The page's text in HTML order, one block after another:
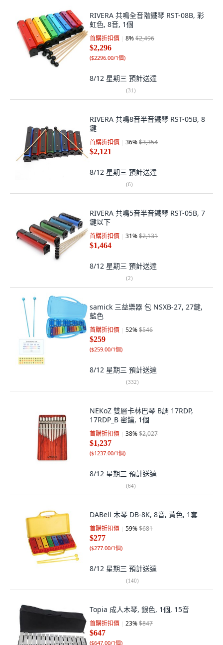
RIVERA 共鳴全音階鐵琴 RST-08B, 彩
虹色, 8音, 1個
首購折扣價 8%$2,496
$2,296
($2296.00/1個)
8/12 星期三 預計送達
(31)
RIVERA 共鳴8音半音鐵琴 RST-05B, 8
鍵
首購折扣價 36%$3,354
$2,121
8/12 星期三 預計送達
(6)
RIVERA 共鳴5音半音鐵琴 RST-05B, 7
鍵以下
首購折扣價 31%$2,131
$1,464
8/12 星期三 預計送達
(2)
samick 三益樂器 包 NSXB-27, 27鍵,
藍色
首購折扣價 52%$546
$259
($259.00/1個)
8/12 星期三 預計送達
(332)
NEKoZ 雙層卡林巴琴 B調 17RDP,
17RDP_B 密鑰, 1個
首購折扣價 38%$2,027
$1,237
($1237.00/1個)
8/12 星期三 預計送達
(64)
DABell 木琴 DB-8K, 8音, 黃色, 1套
首購折扣價 59%$681
$277
($277.00/1個)
8/12 星期三 預計送達
(140)
Topia 成人木琴, 銀色, 1個, 15音
首購折扣價 23%$847
$647
($647.00/1個)